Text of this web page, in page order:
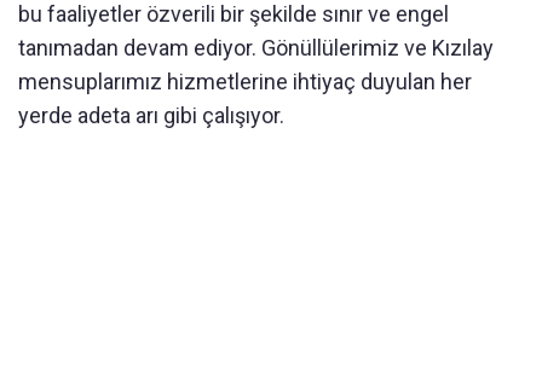
bu faaliyetler özverili bir şekilde sınır ve engel
tanımadan devam ediyor. Gönüllülerimiz ve Kızılay
mensuplarımız hizmetlerine ihtiyaç duyulan her
yerde adeta arı gibi çalışıyor.